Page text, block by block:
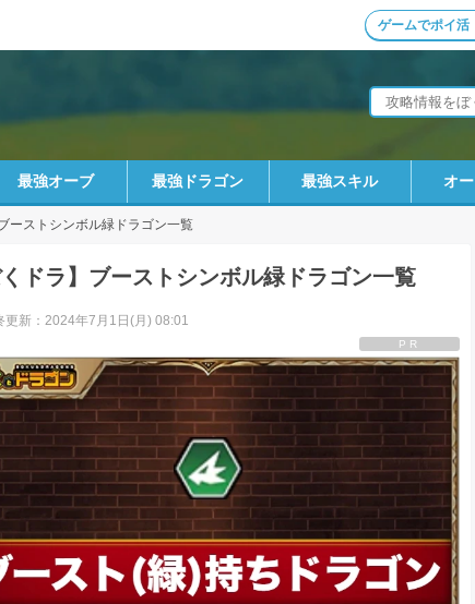
ゲームでポイ活
最強オーブ 最強ドラゴン 最強スキル オ
ーストシンボル緑ドラゴン一覧
くドラ】ブーストシンボル緑ドラゴン一覧
更新：2024年7月1日(月) 08:01
PR